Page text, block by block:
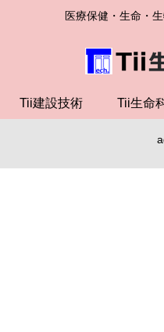
医療保健・生命・
Tii建設技術 Tii生命